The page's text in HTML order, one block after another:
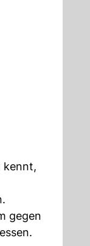
kennt,
gegen